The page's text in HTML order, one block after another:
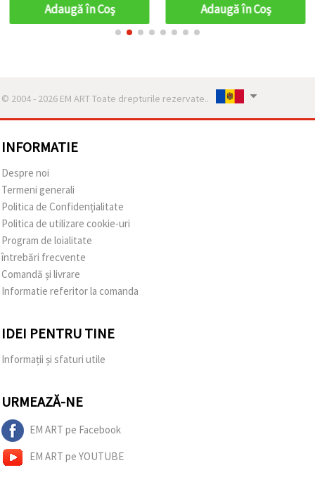
Adaugă în Coş Adaugă în Coş
© 2004 - 2026 EM ART Toate drepturile rezervate..
INFORMATIE
Despre noi
Termeni generali
Politica de Confidențialitate
Politica de utilizare cookie-uri
Program de loialitate
întrebări frecvente
Comandă și livrare
Informatie referitor la comanda
IDEI PENTRU TINE
Informații și sfaturi utile
URMEAZĂ-NE
EM ART pe Facebook
EM ART pe YOUTUBE